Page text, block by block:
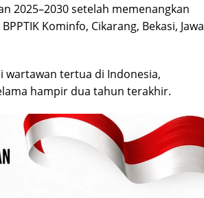
2025–2030 setelah memenangkan
Kominfo, Cikarang, Bekasi, Jawa
tertua di Indonesia,
hampir dua tahun terakhir.